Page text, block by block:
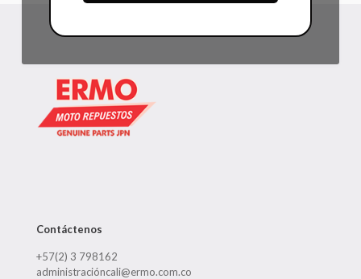
Contáctenos
+57(2) 3 798162
administracióncali@ermo.com.co